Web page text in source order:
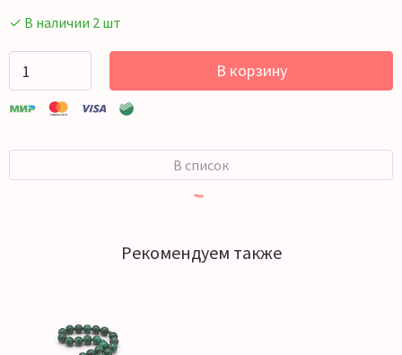
✓ В наличии 2 шт
В корзину
В список
Рекомендуем также